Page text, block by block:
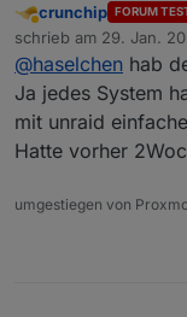
Hab mir
Ich
Bei
Welche
Bin
Abwesend
crunchip FORUM
schrieb am 29. Jan.
zuletzt editiert von
@haselchen hab
Ja jedes System
mit unraid
Hatte vorher
umgestiegen von